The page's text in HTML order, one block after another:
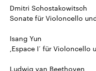
Dmitri Schostakowitsch
Sonate für Violoncello
Isang Yun
,Espace I‘ für Violoncello
Ludwig van Beethoven